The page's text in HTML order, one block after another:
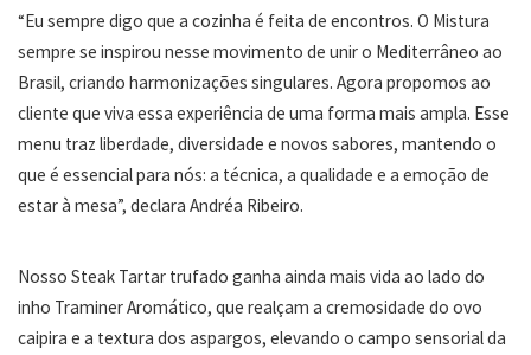
“Eu sempre digo que a cozinha é feita de encontros. O Mistura
sempre se inspirou nesse movimento de unir o Mediterrâneo ao
Brasil, criando harmonizações singulares. Agora propomos ao
cliente que viva essa experiência de uma forma mais ampla. Esse
menu traz liberdade, diversidade e novos sabores, mantendo o
que é essencial para nós: a técnica, a qualidade e a emoção de
estar à mesa”, declara Andréa Ribeiro.
Nosso Steak Tartar trufado ganha ainda mais vida ao lado do
inho Traminer Aromático, que realçam a cremosidade do ovo
caipira e a textura dos aspargos, elevando o campo sensorial da